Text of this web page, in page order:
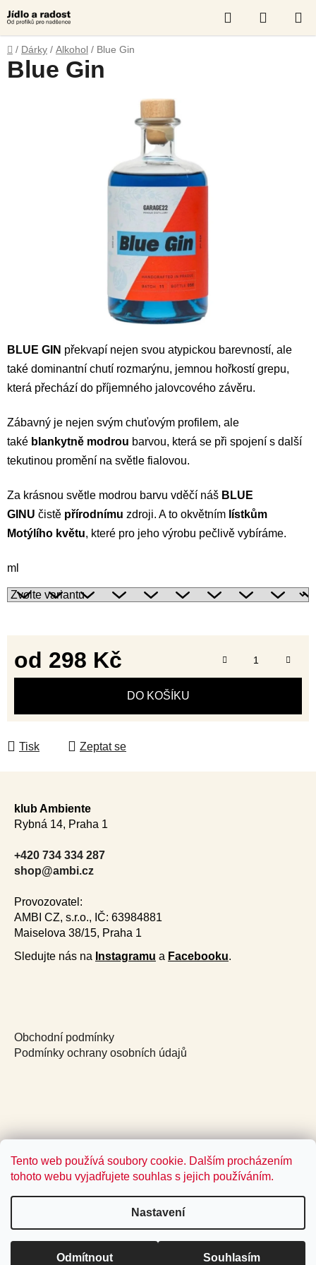
Tento web používá soubory cookie. Dalším procházením
tohoto webu vyjadřujete souhlas s jejich používáním.
Nastavení
Odmítnout Souhlasím
na
obsah
Hledat
KOŠÍK
Domů
/ Dárky / Alkohol / Blue Gin
BLUE GIN překvapí nejen svou atypickou barevností, ale
také dominantní chutí rozmarýnu, jemnou hořkostí grepu,
která přechází do příjemného jalovcového závěru.
Zábavný je nejen svým chuťovým profilem, ale
také blankytně modrou barvou, která se při spojení s další
tekutinou promění na světle fialovou.
Za krásnou světle modrou barvu vděčí náš BLUE
GINU čistě přírodnímu zdroji. A to okvětním lístkům
Motýlího květu, které pro jeho výrobu pečlivě vybíráme.
ml
od 298 Kč
Měrná cena:
DO KOŠÍKU
Tisk Zeptat se
Blue Gin
klub Ambiente
Rybná 14, Praha 1
+420 734 334 287
shop@ambi.cz
Provozovatel:
AMBI CZ, s.r.o., IČ: 63984881
Maiselova 38/15, Praha 1
Sledujte nás na Instagramu a Facebooku.
Obchodní podmínky
Podmínky ochrany osobních údajů
Vytvořil Shoptet
Copyright 2026
. Všechna práva